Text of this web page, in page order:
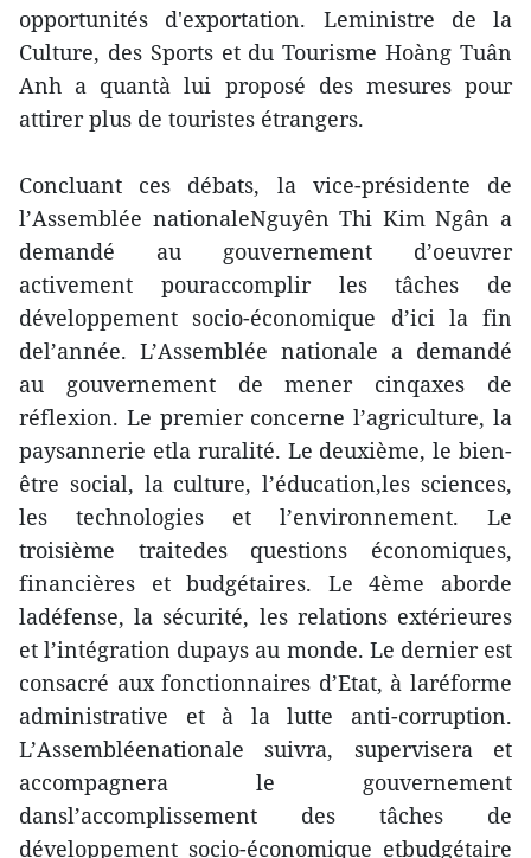
opportunités d'exportation. Leministre de la
Culture, des Sports et du Tourisme Hoàng Tuân
Anh a quantà lui proposé des mesures pour
attirer plus de touristes étrangers.
Concluant ces débats, la vice-présidente de
l’Assemblée nationaleNguyên Thi Kim Ngân a
demandé au gouvernement d’oeuvrer
activement pouraccomplir les tâches de
développement socio-économique d’ici la fin
del’année. L’Assemblée nationale a demandé
au gouvernement de mener cinqaxes de
réflexion. Le premier concerne l’agriculture, la
paysannerie etla ruralité. Le deuxième, le bien-
être social, la culture, l’éducation,les sciences,
les technologies et l’environnement. Le
troisième traitedes questions économiques,
financières et budgétaires. Le 4ème aborde
ladéfense, la sécurité, les relations extérieures
et l’intégration dupays au monde. Le dernier est
consacré aux fonctionnaires d’Etat, à laréforme
administrative et à la lutte anti-corruption.
L’Assembléenationale suivra, supervisera et
accompagnera le gouvernement
dansl’accomplissement des tâches de
développement socio-économique etbudgétaire